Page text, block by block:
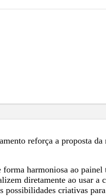
reforça a proposta
harmoniosa ao
diretamente ao usar a
criativas